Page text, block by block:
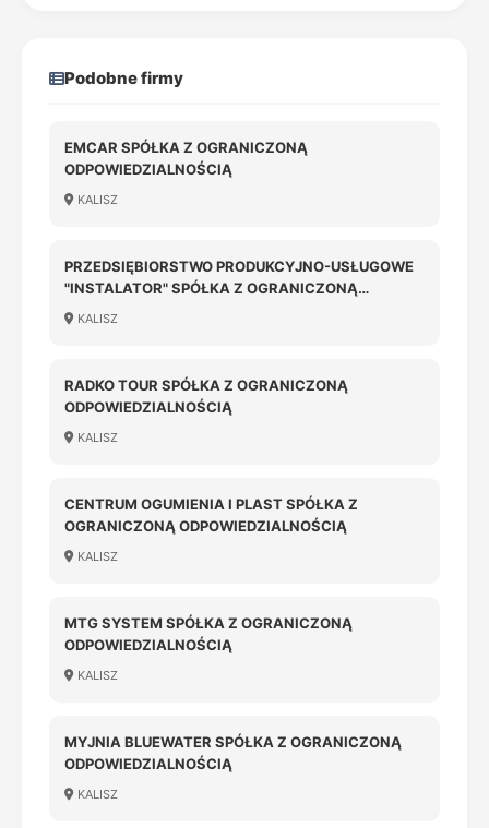
Podobne firmy
EMCAR SPÓŁKA Z OGRANICZONĄ
ODPOWIEDZIALNOŚCIĄ
KALISZ
PRZEDSIĘBIORSTWO PRODUKCYJNO-USŁUGOWE
"INSTALATOR" SPÓŁKA Z OGRANICZONĄ
ODPOWIEDZIALNOŚCIĄ
KALISZ
RADKO TOUR SPÓŁKA Z OGRANICZONĄ
ODPOWIEDZIALNOŚCIĄ
KALISZ
CENTRUM OGUMIENIA I PLAST SPÓŁKA Z
OGRANICZONĄ ODPOWIEDZIALNOŚCIĄ
KALISZ
MTG SYSTEM SPÓŁKA Z OGRANICZONĄ
ODPOWIEDZIALNOŚCIĄ
KALISZ
MYJNIA BLUEWATER SPÓŁKA Z OGRANICZONĄ
ODPOWIEDZIALNOŚCIĄ
KALISZ